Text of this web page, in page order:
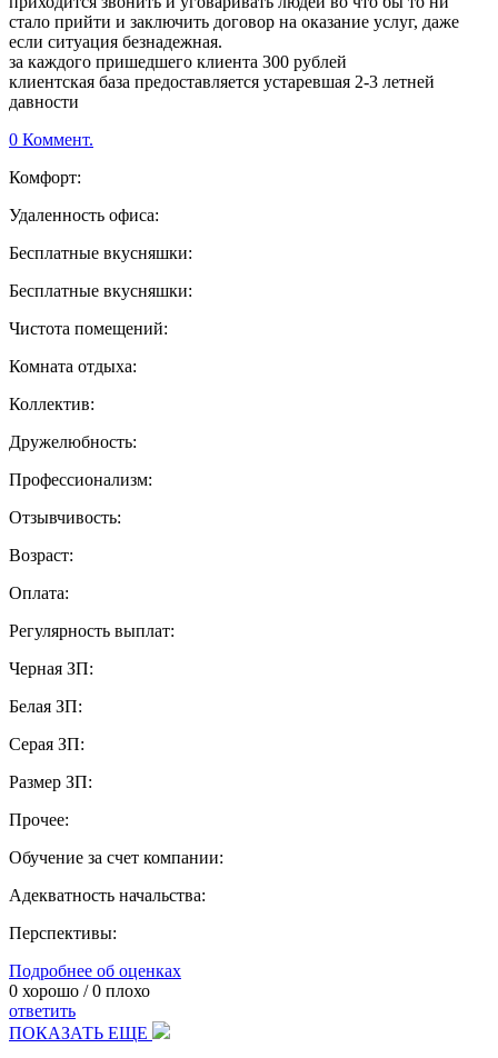
стало прийти и заключить договор на оказание услуг, даже
если ситуация безнадежная.
за каждого пришедшего клиента 300 рублей
клиентская база предоставляется устаревшая 2-3 летней
давности
0 Коммент.
Комфорт:
Удаленность офиса:
Бесплатные вкусняшки:
Бесплатные вкусняшки:
Чистота помещений:
Комната отдыха:
Коллектив:
Дружелюбность:
Профессионализм:
Отзывчивость:
Возраст:
Оплата:
Регулярность выплат:
Черная ЗП:
Белая ЗП:
Серая ЗП:
Размер ЗП:
Прочее:
Обучение за счет компании:
Адекватность начальства:
Перспективы:
Подробнее об оценках
0 хорошо /0 плохо
ответить
ПОКАЗАТЬ ЕЩЕ